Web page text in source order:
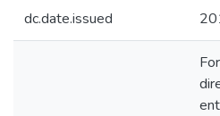
dc.date.issued